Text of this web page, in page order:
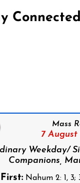
Connected
Mass
7 August
Weekday/
Companions,
First:Nahum 2: 1, 3;